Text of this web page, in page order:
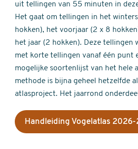
uit tellingen van 55 minuten in
Het gaat om tellingen in het
hokken), het voorjaar (2 x 8
het jaar (2 hokken). Deze tellingen
met korte tellingen vanaf één punt
mogelijke soortenlijst van het hele
methode is bijna geheel hetzelfde
atlasproject. Het jaarrond
Handleiding Vogelatlas